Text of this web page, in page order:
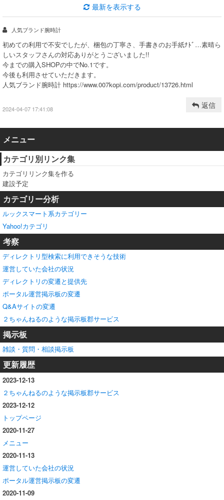
最新を表示する
人気ブランド腕時計
初めての利用で不安でしたが、梱包の丁寧さ、手書きのお手紙ﾅﾄﾞ…素晴ら
しいスタッフさんの対応ありがとうございました!!
今までの購入SHOPの中でNo.1です。
今後も利用させていただきます。
人気ブランド腕時計 https://www.007kopi.com/product/13726.html
返信
2024-04-07 17:41:08
メニュー
カテゴリ別リンク集
カテゴリリンク集を作る
建設予定
カテゴリー分析
ルックスマート系カテゴリー
Yahoo!カテゴリ
考察
ディレクトリ型検索に利用できそうな技術
運営していた会社の状況
ディレクトリの変遷と提供先
ポータル運営掲示板の変遷
Q&Aサイトの変遷
２ちゃんねるのような掲示板郡サービス
掲示板
雑談・質問・相談掲示板
更新履歴
2023-12-13
２ちゃんねるのような掲示板郡サービス
2023-12-12
トップページ
2020-11-27
メニュー
2020-11-13
運営していた会社の状況
ポータル運営掲示板の変遷
2020-11-09